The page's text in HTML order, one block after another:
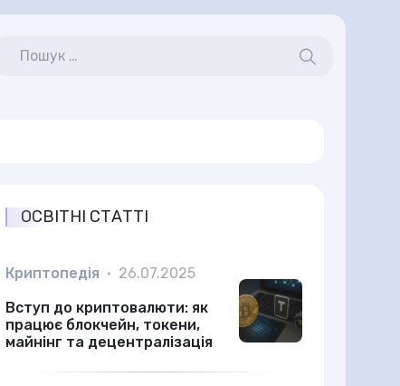
ОСВІТНІ СТАТТІ
Криптопедія • 26.07.2025
Вступ до криптовалюти: як
працює блокчейн, токени,
майнінг та децентралізація